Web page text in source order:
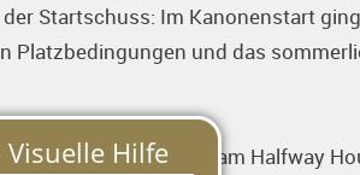
Startschuss: Im Kanonenstart
Platzbedingungen und das
und Spieler am Halfway